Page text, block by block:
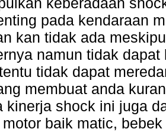
pada kendaraan
kan tidak ada
namun tidak dapat
tidak dapat
membuat anda
kinerja shock ini juga
baik matic,